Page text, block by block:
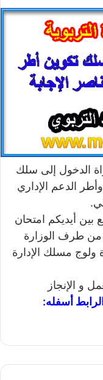
الدخول إلى سلك
وأطر الدعم الإداري
بين أيديكم امتحان
من طرف الوزارة
ولوج مسلك الإدارة
و الإنجاز
أسفله: